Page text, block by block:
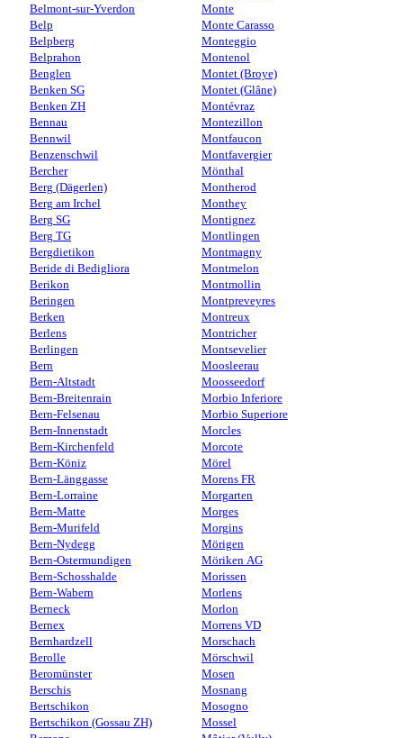
Belmont-sur-Yverdon
Belp
Belpberg
Belprahon
Benglen
Benken SG
Benken ZH
Bennau
Bennwil
Benzenschwil
Bercher
Berg (Dägerlen)
Berg am Irchel
Berg SG
Berg TG
Bergdietikon
Beride di Bedigliora
Berikon
Beringen
Berken
Berlens
Berlingen
Bern
Bern-Altstadt
Bern-Breitenrain
Bern-Felsenau
Bern-Innenstadt
Bern-Kirchenfeld
Bern-Köniz
Bern-Länggasse
Bern-Lorraine
Bern-Matte
Bern-Murifeld
Bern-Nydegg
Bern-Ostermundigen
Bern-Schosshalde
Bern-Wabern
Berneck
Bernex
Bernhardzell
Berolle
Beromünster
Berschis
Bertschikon
Bertschikon (Gossau ZH)
Monte
Monte Carasso
Monteggio
Montenol
Montet (Broye)
Montet (Glâne)
Montévraz
Montezillon
Montfaucon
Montfavergier
Mönthal
Montherod
Monthey
Montignez
Montlingen
Montmagny
Montmelon
Montmollin
Montpreveyres
Montreux
Montricher
Montsevelier
Moosleerau
Moosseedorf
Morbio Inferiore
Morbio Superiore
Morcles
Morcote
Mörel
Morens FR
Morgarten
Morges
Morgins
Mörigen
Möriken AG
Morissen
Morlens
Morlon
Morrens VD
Morschach
Mörschwil
Mosen
Mosnang
Mosogno
Mossel